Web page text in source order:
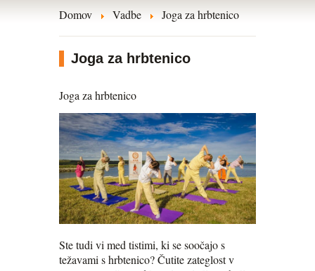
Domov Vadbe Joga za hrbtenico
Joga za hrbtenico
Joga za hrbtenico
Ste tudi vi med tistimi, ki se soočajo s
težavami s hrbtenico? Čutite zateglost v